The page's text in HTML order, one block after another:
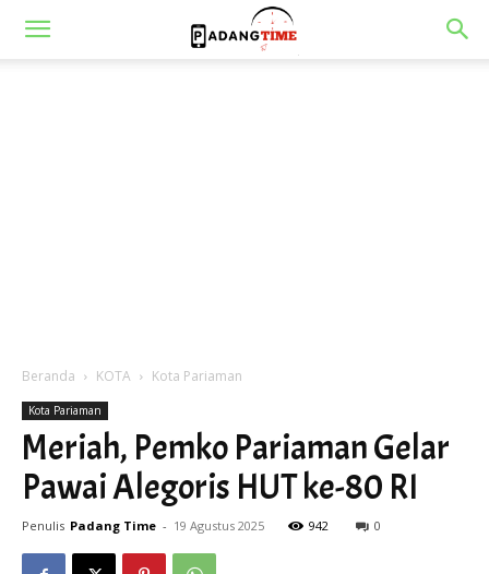
Beranda KOTA Kota Pariaman
Kota Pariaman
Meriah, Pemko Pariaman Gelar
Pawai Alegoris HUT ke-80 RI
Penulis Padang Time - 19 Agustus 2025 942 0